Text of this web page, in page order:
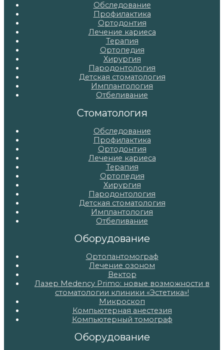
Обследование
Профилактика
Ортодонтия
Лечение кариеса
Терапия
Ортопедия
Хирургия
Пародонтология
Детская стоматология
Имплантология
Отбеливание
Стоматология
Обследование
Профилактика
Ортодонтия
Лечение кариеса
Терапия
Ортопедия
Хирургия
Пародонтология
Детская стоматология
Имплантология
Отбеливание
Оборудование
Ортопантомограф
Лечение озоном
Вектор
Лазер Medency Primo: новые возможности в
стоматологии клиники «Эстетика»!
Микроскоп
Компьютерная анестезия
Компьютерный томограф
Оборудование